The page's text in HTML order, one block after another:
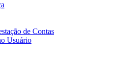
de Contas
Usuário